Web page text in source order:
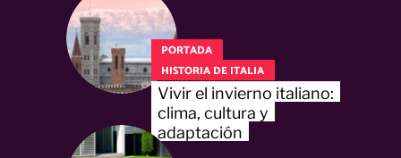
PORTADA
HISTORIA DE ITALIA
Vivir el invierno italiano:
clima, cultura y
adaptación